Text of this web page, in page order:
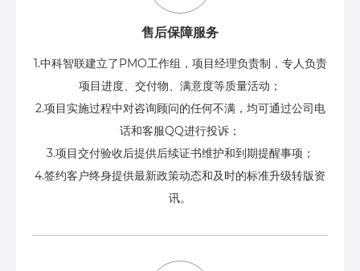
售后保障服务
1.中科智联建立了PMO工作组，项目经理负责制，专人负责
项目进度、交付物、满意度等质量活动；
2.项目实施过程中对咨询顾问的任何不满，均可通过公司电
话和客服QQ进行投诉；
3.项目交付验收后提供后续证书维护和到期提醒事项；
4.签约客户终身提供最新政策动态和及时的标准升级转版资
讯。